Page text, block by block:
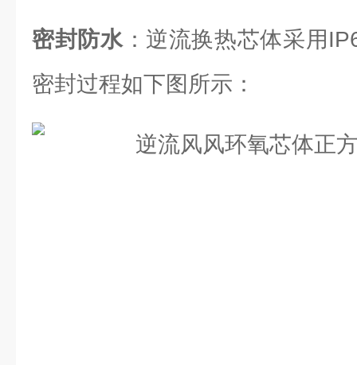
密封防水：逆流换热芯体采用
密封过程如下图所示：